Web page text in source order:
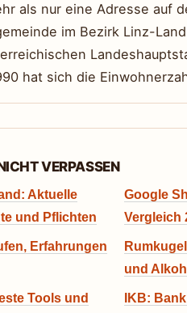
als nur eine Adresse auf
im Bezirk Linz-
hat sich die
VERPASSEN
Aktuelle
und Pflichten
Google
Vergleich
Erfahrungen
und
Tools und
IKB: